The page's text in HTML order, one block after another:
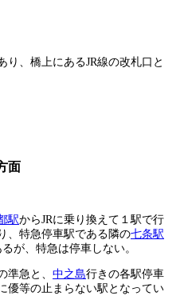
、橋上にあるJR線の改札口と
面
駅からJRに乗り換えて１駅で行
、特急停車駅である隣の七条駅
が、特急は停車しない。
準急と、 中之島行きの各駅停車
優等の止まらない駅となってい